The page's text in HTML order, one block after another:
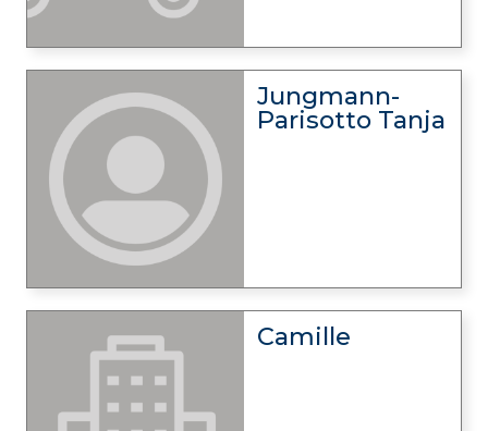
Jungmann-
Parisotto Tanja
Camille